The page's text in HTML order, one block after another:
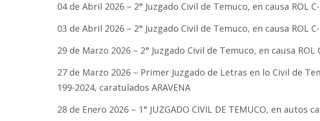
04 de Abril 2026 – 2° Juzgado Civil de Temuco, en causa ROL
03 de Abril 2026 – 2° Juzgado Civil de Temuco, en causa ROL
29 de Marzo 2026 – 2° Juzgado Civil de Temuco, en causa ROL
27 de Marzo 2026 – Primer Juzgado de Letras en lo Civil de
199-2024, caratulados ARAVENA
28 de Enero 2026 – 1° JUZGADO CIVIL DE TEMUCO, en autos